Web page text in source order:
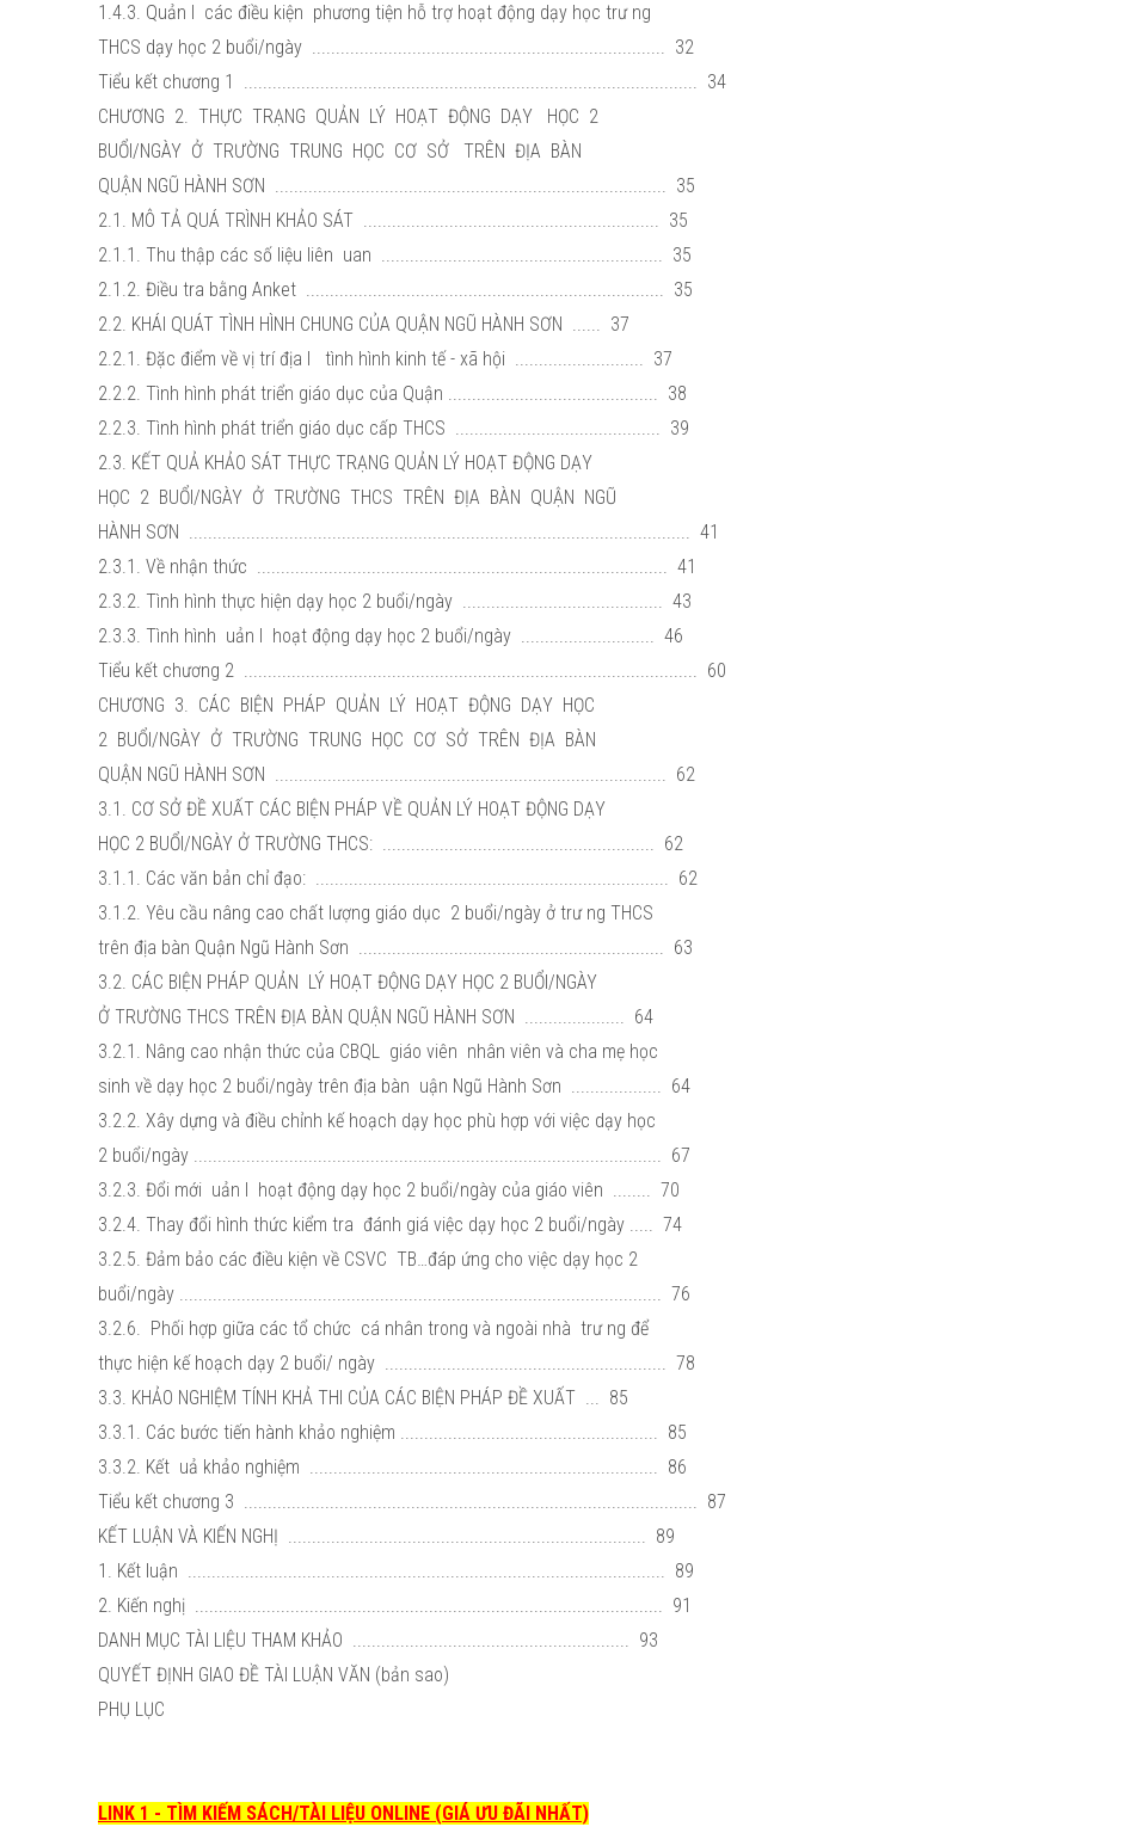
1.4.3. Quản l các điều kiện phương tiện hỗ trợ hoạt động dạy học trư ng
THCS dạy học 2 buổi/ngày .......................................................................... 32
Tiểu kết chương 1 ............................................................................................... 34
CHƯƠNG 2. THỰC TRẠNG QUẢN LÝ HOẠT ĐỘNG DẠY HỌC 2
BUỔI/NGÀY Ở TRƯỜNG TRUNG HỌC CƠ SỞ TRÊN ĐỊA BÀN
QUẬN NGŨ HÀNH SƠN .................................................................................. 35
2.1. MÔ TẢ QUÁ TRÌNH KHẢO SÁT .............................................................. 35
2.1.1. Thu thập các số liệu liên uan ........................................................... 35
2.1.2. Điều tra bằng Anket ........................................................................... 35
2.2. KHÁI QUÁT TÌNH HÌNH CHUNG CỦA QUẬN NGŨ HÀNH SƠN ...... 37
2.2.1. Đặc điểm về vị trí địa l tình hình kinh tế - xã hội ........................... 37
2.2.2. Tình hình phát triển giáo dục của Quận ............................................ 38
2.2.3. Tình hình phát triển giáo dục cấp THCS ........................................... 39
2.3. KẾT QUẢ KHẢO SÁT THỰC TRẠNG QUẢN LÝ HOẠT ĐỘNG DẠY
HỌC 2 BUỔI/NGÀY Ở TRƯỜNG THCS TRÊN ĐỊA BÀN QUẬN NGŨ
HÀNH SƠN ......................................................................................................... 41
2.3.1. Về nhận thức ...................................................................................... 41
2.3.2. Tình hình thực hiện dạy học 2 buổi/ngày .......................................... 43
2.3.3. Tình hình uản l hoạt động dạy học 2 buổi/ngày ............................ 46
Tiểu kết chương 2 ............................................................................................... 60
CHƯƠNG 3. CÁC BIỆN PHÁP QUẢN LÝ HOẠT ĐỘNG DẠY HỌC
2 BUỔI/NGÀY Ở TRƯỜNG TRUNG HỌC CƠ SỞ TRÊN ĐỊA BÀN
QUẬN NGŨ HÀNH SƠN .................................................................................. 62
3.1. CƠ SỞ ĐỀ XUẤT CÁC BIỆN PHÁP VỀ QUẢN LÝ HOẠT ĐỘNG DẠY
HỌC 2 BUỔI/NGÀY Ở TRƯỜNG THCS: ......................................................... 62
3.1.1. Các văn bản chỉ đạo: .......................................................................... 62
3.1.2. Yêu cầu nâng cao chất lượng giáo dục 2 buổi/ngày ở trư ng THCS
trên địa bàn Quận Ngũ Hành Sơn ................................................................ 63
3.2. CÁC BIỆN PHÁP QUẢN LÝ HOẠT ĐỘNG DẠY HỌC 2 BUỔI/NGÀY
Ở TRƯỜNG THCS TRÊN ĐỊA BÀN QUẬN NGŨ HÀNH SƠN ..................... 64
3.2.1. Nâng cao nhận thức của CBQL giáo viên nhân viên và cha mẹ học
sinh về dạy học 2 buổi/ngày trên địa bàn uận Ngũ Hành Sơn ................... 64
3.2.2. Xây dựng và điều chỉnh kế hoạch dạy học phù hợp với việc dạy học
2 buổi/ngày .................................................................................................. 67
3.2.3. Đổi mới uản l hoạt động dạy học 2 buổi/ngày của giáo viên ........ 70
3.2.4. Thay đổi hình thức kiểm tra đánh giá việc dạy học 2 buổi/ngày ..... 74
3.2.5. Đảm bảo các điều kiện về CSVC TB…đáp ứng cho việc dạy học 2
buổi/ngày ..................................................................................................... 76
3.2.6. Phối hợp giữa các tổ chức cá nhân trong và ngoài nhà trư ng để
thực hiện kế hoạch dạy 2 buổi/ ngày ........................................................... 78
3.3. KHẢO NGHIỆM TÍNH KHẢ THI CỦA CÁC BIỆN PHÁP ĐỀ XUẤT ... 85
3.3.1. Các bước tiến hành khảo nghiệm ...................................................... 85
3.3.2. Kết uả khảo nghiệm ......................................................................... 86
Tiểu kết chương 3 ............................................................................................... 87
KẾT LUẬN VÀ KIẾN NGHỊ ........................................................................... 89
1. Kết luận .................................................................................................... 89
2. Kiến nghị .................................................................................................. 91
DANH MỤC TÀI LIỆU THAM KHẢO .......................................................... 93
QUYẾT ĐỊNH GIAO ĐỀ TÀI LUẬN VĂN (bản sao)
PHỤ LỤC
LINK 1 - TÌM KIẾM SÁCH/TÀI LIỆU ONLINE (GIÁ ƯU ĐÃI NHẤT)